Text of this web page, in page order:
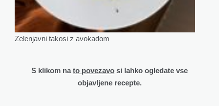
Zelenjavni takosi z avokadom
S klikom nato povezavo si lahko ogledate vse
objavljene recepte.